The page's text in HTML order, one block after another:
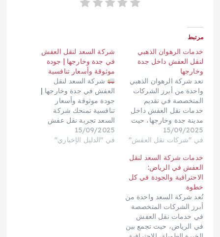
مرتبط
خدمات الرهوان الذهبي
لنقل العفش داخل جدة
وخارجها
تعد شركة الرهوان الذهبي
واحدة من أبرز الشركات
المتخصصة في تقديم
خدمات نقل العفش داخل
مدينة جدة وخارجها، حيث
تتميز بالاحترافية والجودة
العالية في تقديم خدماتها.
تجربة نقل مريحة وآمنة
للعملاء، مع التركيز على
حماية الأثاث والممتلكات
من التلف أو الخدش أثناء
عملية النقل. في هذا…
15/09/2025
في "شركات نقل العفش"
شركة السعد لنقل العفش
في جدة وخارجها | جودة
موثوقة وأسعار تنافسية
شركة السعد لنقل
العفش في جدة وخارجها |
جودة موثوقة وأسعار
تنافسية تمنحك شركة
السعد تجربة نقل عفش
احترافية داخل جدة
وخارجها إلى مختلف مدن
15/09/2025
في "الدليل الإخباري"
خدمات شركة السعد لنقل
العفش في الرياض:
الاحترافية والجودة في كل
خطوة
تُعد شركة السعد واحدة من
أبرز الشركات المتخصصة
في خدمات نقل العفش
في الرياض، حيث تجمع بين